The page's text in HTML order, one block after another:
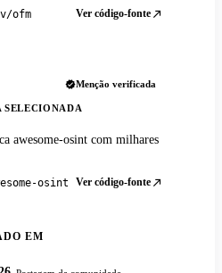
ofm Ver código-fonte
Menção verificada
SELECIONADA
awesome-osint com milhares
osint Ver código-fonte
EM